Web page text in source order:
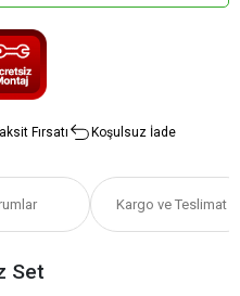
Fırsatı Koşulsuz İade
Kargo ve Teslimat
Set